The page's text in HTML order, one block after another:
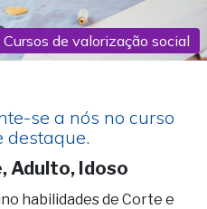
Cursos de valorização social
se a nós no curso
destaque.
Adulto, Idoso
habilidades de Corte e